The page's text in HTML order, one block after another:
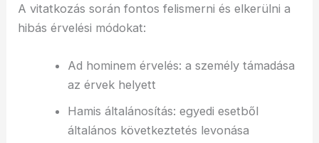
A vitatkozás során fontos felismerni és elkerülni a
hibás érvelési módokat:
Ad hominem érvelés: a személy támadása
az érvek helyett
Hamis általánosítás: egyedi esetből
általános következtetés levonása